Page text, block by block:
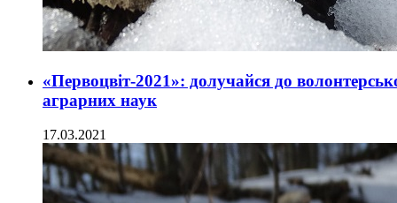
«Первоцвіт-2021»: долучайся до
аграрних наук
17.03.2021